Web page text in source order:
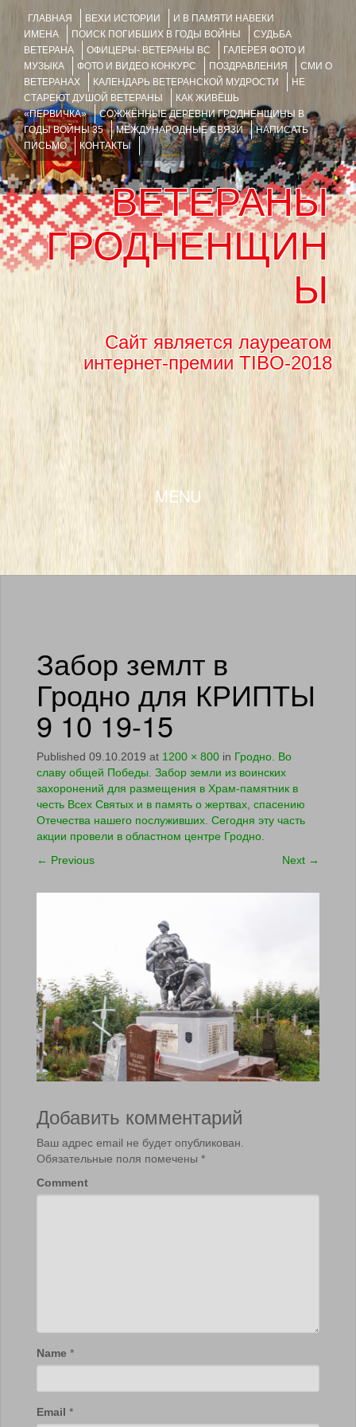
ГЛАВНАЯ ВЕХИ ИСТОРИИ
И В ПАМЯТИ НАВЕКИ
ИМЕНА
ПОИСК ПОГИБШИХ В ГОДЫ ВОЙНЫ
СУДЬБА
ВЕТЕРАНА
ОФИЦЕРЫ- ВЕТЕРАНЫ ВС
ГАЛЕРЕЯ ФОТО И
МУЗЫКА
ФОТО И ВИДЕО КОНКУРС ПОЗДРАВЛЕНИЯ
СМИ О
ВЕТЕРАНАХ
КАЛЕНДАРЬ ВЕТЕРАНСКОЙ МУДРОСТИ
НЕ
СТАРЕЮТ ДУШОЙ ВЕТЕРАНЫ
КАК ЖИВЁШЬ
«ПЕРВИЧКА»
СОЖЖЁННЫЕ ДЕРЕВНИ ГРОДНЕНЩИНЫ В
ГОДЫ ВОЙНЫ 35
МЕЖДУНАРОДНЫЕ СВЯЗИ
НАПИСАТЬ
ПИСЬМО
КОНТАКТЫ
ВЕТЕРАНЫ
ГРОДНЕНЩИН
Ы
Сайт является лауреатом
интернет-премии TIBO-2018
MENU
SKIP TO CONTENT
Забор землт в
Гродно для КРИПТЫ
9 10 19-15
Published 09.10.2019 at 1200 × 800 in Гродно. Во
славу общей Победы. Забор земли из воинских
захоронений для размещения в Храм-памятник в
честь Всех Святых и в память о жертвах, спасению
Отечества нашего послуживших. Сегодня эту часть
акции провели в областном центре Гродно.
← Previous Next →
Добавить комментарий
Ваш адрес email не будет опубликован.
Обязательные поля помечены *
Comment
Name *
Email *